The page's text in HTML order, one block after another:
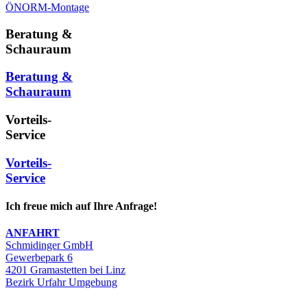
ÖNORM-Montage
Beratung &
Schauraum
Beratung &
Schauraum
Vorteils-
Service
Vorteils-
Service
Ich freue mich auf Ihre Anfrage!
ANFAHRT
Schmidinger GmbH
Gewerbepark 6
4201 Gramastetten bei Linz
Bezirk Urfahr Umgebung